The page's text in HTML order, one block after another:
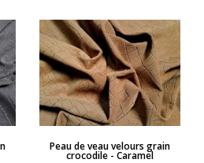
APERÇU RAPIDE
Peau de veau velours grain
crocodile - Caramel